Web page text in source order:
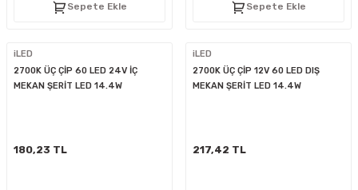
Sepete Ekle Sepete Ekle
iLED
2700K ÜÇ ÇİP 60 LED 24V İÇ
MEKAN ŞERİT LED 14.4W
180,23 TL
iLED
2700K ÜÇ ÇİP 12V 60 LED DIŞ
MEKAN ŞERİT LED 14.4W
217,42 TL